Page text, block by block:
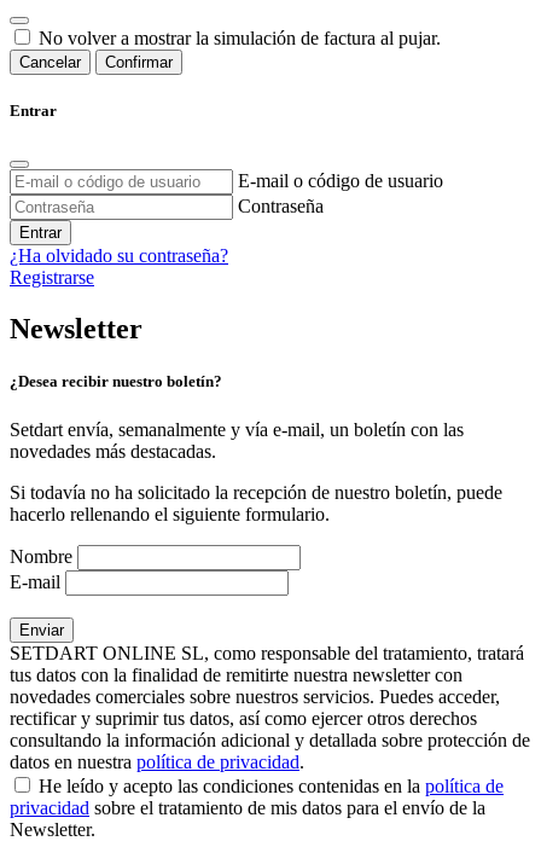
No volver a mostrar la simulación de factura al pujar.
Cancelar Confirmar
Entrar
E-mail o código de usuario
Contraseña
Entrar
¿Ha olvidado su contraseña?
Registrarse
Newsletter
¿Desea recibir nuestro boletín?
Setdart envía, semanalmente y vía e-mail, un boletín con las
novedades más destacadas.
Si todavía no ha solicitado la recepción de nuestro boletín, puede
hacerlo rellenando el siguiente formulario.
Nombre
E-mail
SETDART ONLINE SL, como responsable del tratamiento, tratará
tus datos con la finalidad de remitirte nuestra newsletter con
novedades comerciales sobre nuestros servicios. Puedes acceder,
rectificar y suprimir tus datos, así como ejercer otros derechos
consultando la información adicional y detallada sobre protección de
datos en nuestra política de privacidad.
He leído y acepto las condiciones contenidas en la política de
privacidad sobre el tratamiento de mis datos para el envío de la
Newsletter.